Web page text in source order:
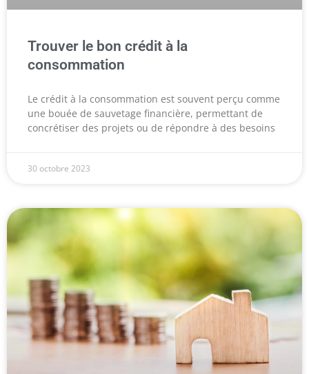
Trouver le bon crédit à la
consommation
Le crédit à la consommation est souvent perçu comme
une bouée de sauvetage financière, permettant de
concrétiser des projets ou de répondre à des besoins
30 octobre 2023